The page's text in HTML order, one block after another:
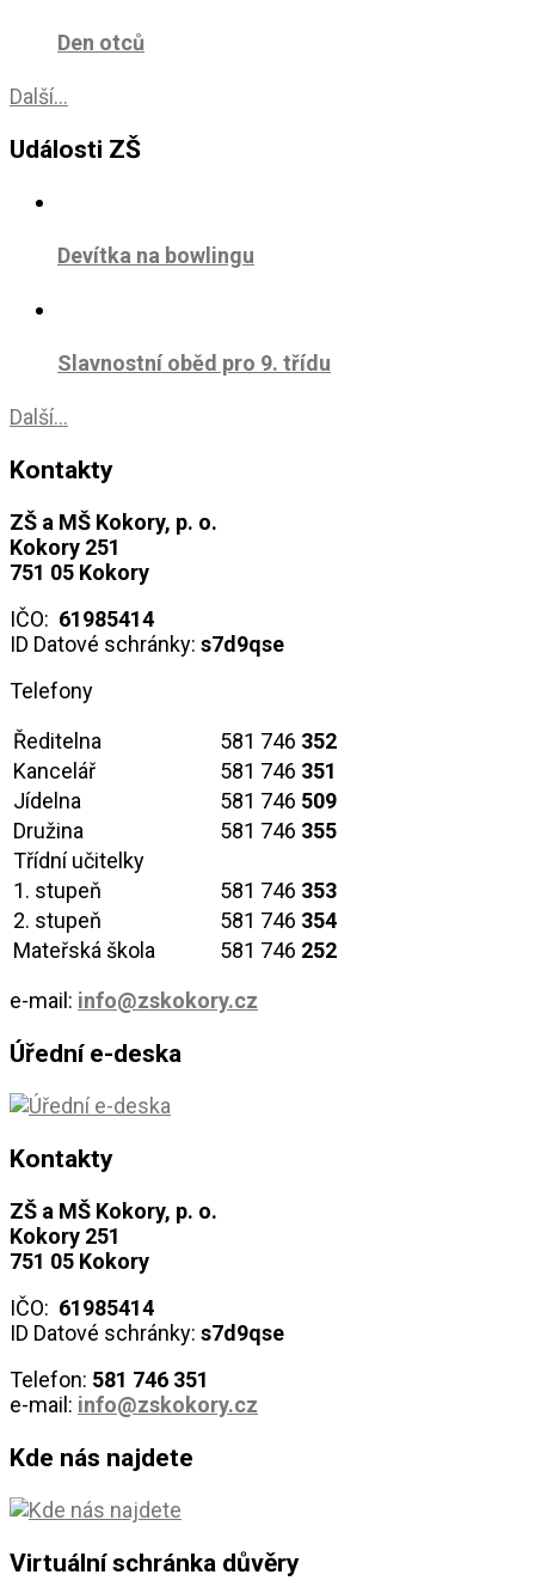
Den otců
Další...
Události ZŠ
Devítka na bowlingu
Slavnostní oběd pro 9. třídu
Další...
Kontakty
ZŠ a MŠ Kokory, p. o.
Kokory 251
751 05 Kokory
IČO: 61985414
ID Datové schránky: s7d9qse
Telefony
Ředitelna
581 746 352
Kancelář
581 746 351
Jídelna
581 746 509
Družina
581 746 355
Třídní učitelky
1. stupeň
581 746 353
2. stupeň
581 746 354
Mateřská škola
581 746 252
e-mail: info@zskokory.cz
Úřední e-deska
Kontakty
ZŠ a MŠ Kokory, p. o.
Kokory 251
751 05 Kokory
IČO: 61985414
ID Datové schránky: s7d9qse
Telefon: 581 746 351
e-mail: info@zskokory.cz
Kde nás najdete
Virtuální schránka důvěry